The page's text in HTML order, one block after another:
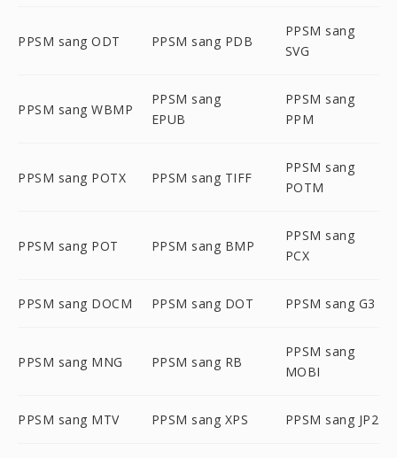
PPSM sang ODT PPSM sang PDB
PPSM sang
SVG
PPSM sang WBMP
PPSM sang
EPUB
PPSM sang
PPM
PPSM sang POTX PPSM sang TIFF
PPSM sang
POTM
PPSM sang POT PPSM sang BMP
PPSM sang
PCX
PPSM sang DOCM PPSM sang DOT PPSM sang G3
PPSM sang MNG PPSM sang RB
PPSM sang
MOBI
PPSM sang MTV PPSM sang XPS PPSM sang JP2